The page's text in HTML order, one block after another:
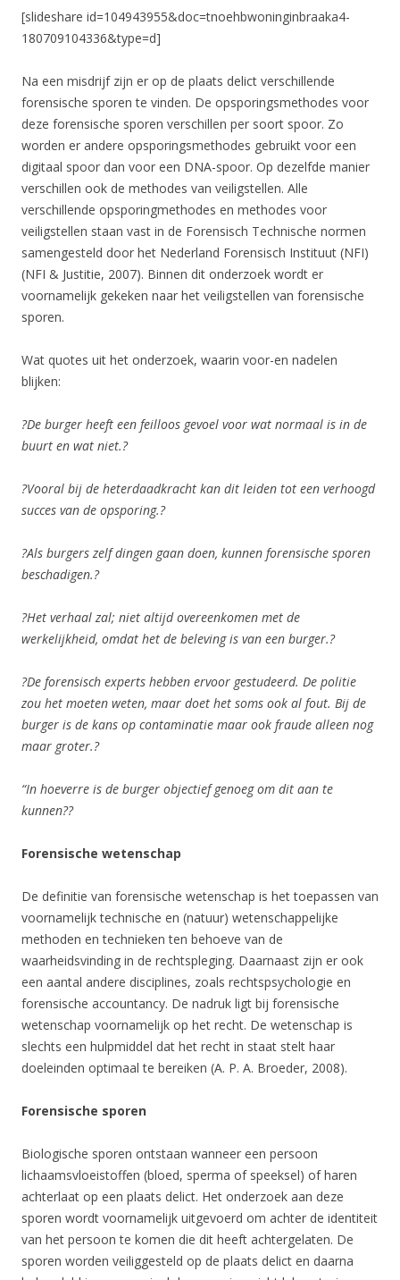
[slideshare id=104943955&doc=tnoehbwoninginbraaka4-
180709104336&type=d]
Na een misdrijf zijn er op de plaats delict verschillende
forensische sporen te vinden. De opsporingsmethodes voor
deze forensische sporen verschillen per soort spoor. Zo
worden er andere opsporingsmethodes gebruikt voor een
digitaal spoor dan voor een DNA-spoor. Op dezelfde manier
verschillen ook de methodes van veiligstellen. Alle
verschillende opsporingmethodes en methodes voor
veiligstellen staan vast in de Forensisch Technische normen
samengesteld door het Nederland Forensisch Instituut (NFI)
(NFI & Justitie, 2007). Binnen dit onderzoek wordt er
voornamelijk gekeken naar het veiligstellen van forensische
sporen.
Wat quotes uit het onderzoek, waarin voor-en nadelen
blijken:
?De burger heeft een feilloos gevoel voor wat normaal is in de
buurt en wat niet.?
?Vooral bij de heterdaadkracht kan dit leiden tot een verhoogd
succes van de opsporing.?
?Als burgers zelf dingen gaan doen, kunnen forensische sporen
beschadigen.?
?Het verhaal zal; niet altijd overeenkomen met de
werkelijkheid, omdat het de beleving is van een burger.?
?De forensisch experts hebben ervoor gestudeerd. De politie
zou het moeten weten, maar doet het soms ook al fout. Bij de
burger is de kans op contaminatie maar ook fraude alleen nog
maar groter.?
“In hoeverre is de burger objectief genoeg om dit aan te
kunnen??
Forensische wetenschap
De definitie van forensische wetenschap is het toepassen van
voornamelijk technische en (natuur) wetenschappelijke
methoden en technieken ten behoeve van de
waarheidsvinding in de rechtspleging. Daarnaast zijn er ook
een aantal andere disciplines, zoals rechtspsychologie en
forensische accountancy. De nadruk ligt bij forensische
wetenschap voornamelijk op het recht. De wetenschap is
slechts een hulpmiddel dat het recht in staat stelt haar
doeleinden optimaal te bereiken (A. P. A. Broeder, 2008).
Forensische sporen
Biologische sporen ontstaan wanneer een persoon
lichaamsvloeistoffen (bloed, sperma of speeksel) of haren
achterlaat op een plaats delict. Het onderzoek aan deze
sporen wordt voornamelijk uitgevoerd om achter de identiteit
van het persoon te komen die dit heeft achtergelaten. De
sporen worden veiliggesteld op de plaats delict en daarna